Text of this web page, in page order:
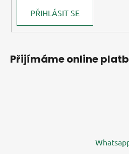
PŘIHLÁSIT SE
Přijímáme online